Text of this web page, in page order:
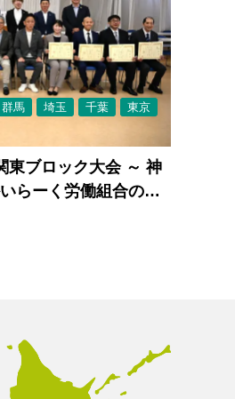
群馬 埼玉 千葉
東京
東ブロック大会 ～ 神
らーく労働組合の山